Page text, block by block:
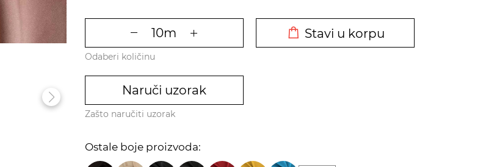
Stavi u korpu
Odaberi količinu
Naruči uzorak
Zašto naručiti uzorak
Ostale boje proizvoda: